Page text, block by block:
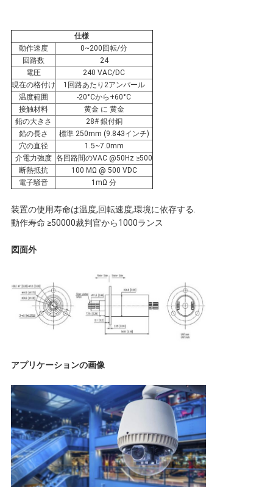
な
さ
い
引
用
を
要
求
な
い
地
図
PRIVACY
仕様
動作速度
0~200回転/分
回路数
24
電圧
240 VAC/DC
現在の格付け
1回路あたり2アンパール
温度範囲
-20°Cから+60°C
接触材料
黄金 に 黄金
鉛の大きさ
28# 銀付銅
鉛の長さ
標準 250mm (9.843インチ)
穴の直径
1.5~7.0mm
介電力強度 各回路間のVAC @50Hz ≥500
断熱抵抗
100 MΩ @ 500 VDC
電子騒音
1mΩ 分
装置の使用寿命は温度,回転速度,環境に依存する.
動作寿命 ≥50000裁判官から1000ランス
図面外
アプリケーションの画像